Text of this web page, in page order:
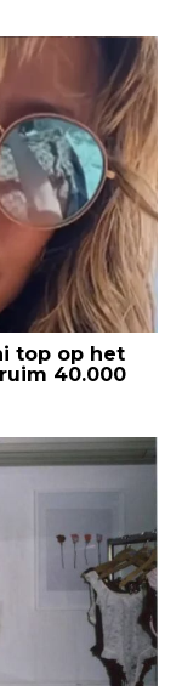
top op het
40.000